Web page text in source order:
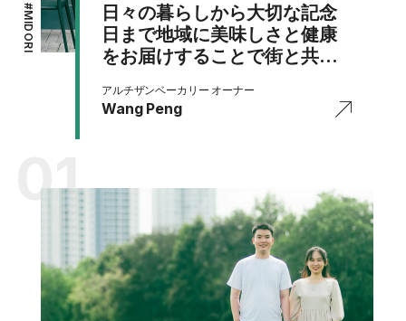
#
MIDORI
日々の暮らしから大切な記念
日まで地域に美味しさと健康
をお届けすることで街と共に
アルチザンベーカリー オーナー
Wang Peng
01